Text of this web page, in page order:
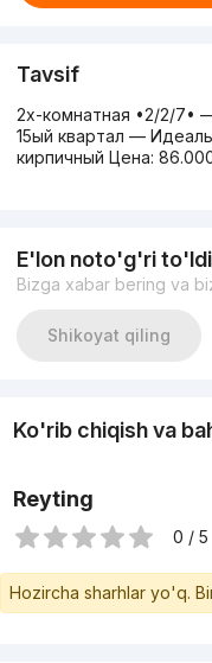
Tavsif
2х-комнатная •2/2/7•
15ый квартал —
кирпичный Цена:
E'lon noto'g'ri
Bizga xabar bering va
Shikoyat qiling
Ko'rib chiqish va
Reyting
0 / 5
Hozircha sharhlar yo'q.